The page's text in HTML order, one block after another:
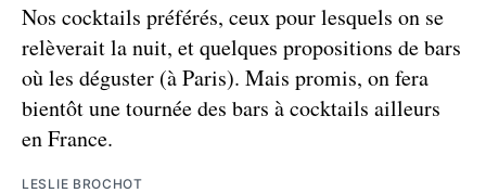
Nos cocktails préférés, ceux pour lesquels on se
relèverait la nuit, et quelques propositions de bars
où les déguster (à Paris). Mais promis, on fera
bientôt une tournée des bars à cocktails ailleurs
en France.
LESLIE BROCHOT